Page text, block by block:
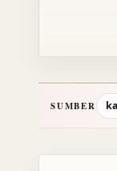
SUMBER